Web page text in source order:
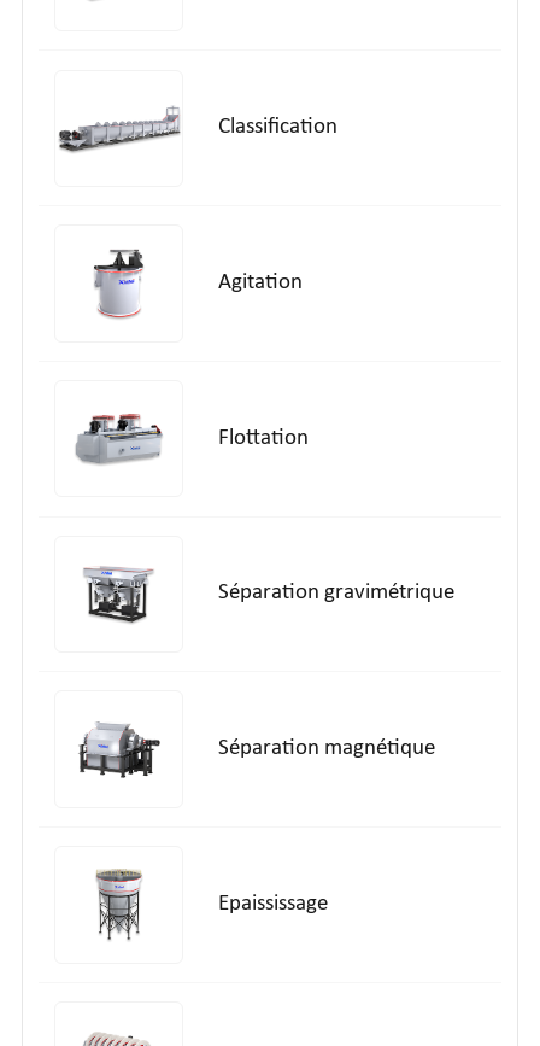
Classification
Agitation
Flottation
Séparation gravimétrique
Séparation magnétique
Epaississage